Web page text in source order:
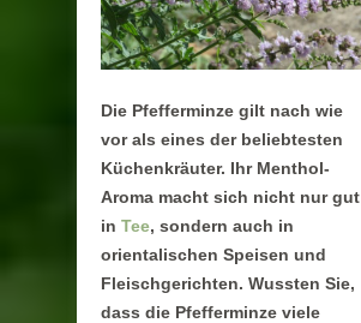
Die Pfefferminze gilt nach wie
vor als eines der beliebtesten
Küchenkräuter. Ihr Menthol-
Aroma macht sich nicht nur gut
in Tee, sondern auch in
orientalischen Speisen und
Fleischgerichten. Wussten Sie,
dass die Pfefferminze viele